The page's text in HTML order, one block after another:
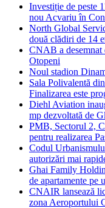
Investiție de peste
nou Acvariu în
North Global
două clădiri de 14
CNAB a desemnat
Otopeni
Noul stadion
Sala Polivalentă
Finalizarea este
Diehl Aviation
mp dezvoltată de
PMB, Sectorul 2,
pentru realizarea
Codul
autorizări mai
Ghai Family
de apartamente pe
CNAIR lansează
zona Aeroportului